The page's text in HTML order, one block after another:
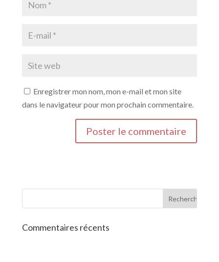
Enregistrer mon nom, mon e-mail et mon site
dans le navigateur pour mon prochain commentaire.
Commentaires récents